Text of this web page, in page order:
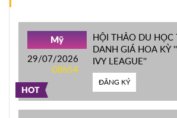
HOT
Mỹ
29/07/2026
08h54
HỘI THẢO DU HỌC
DANH GIÁ HOA KỲ
IVY LEAGUE''
ĐĂNG KÝ